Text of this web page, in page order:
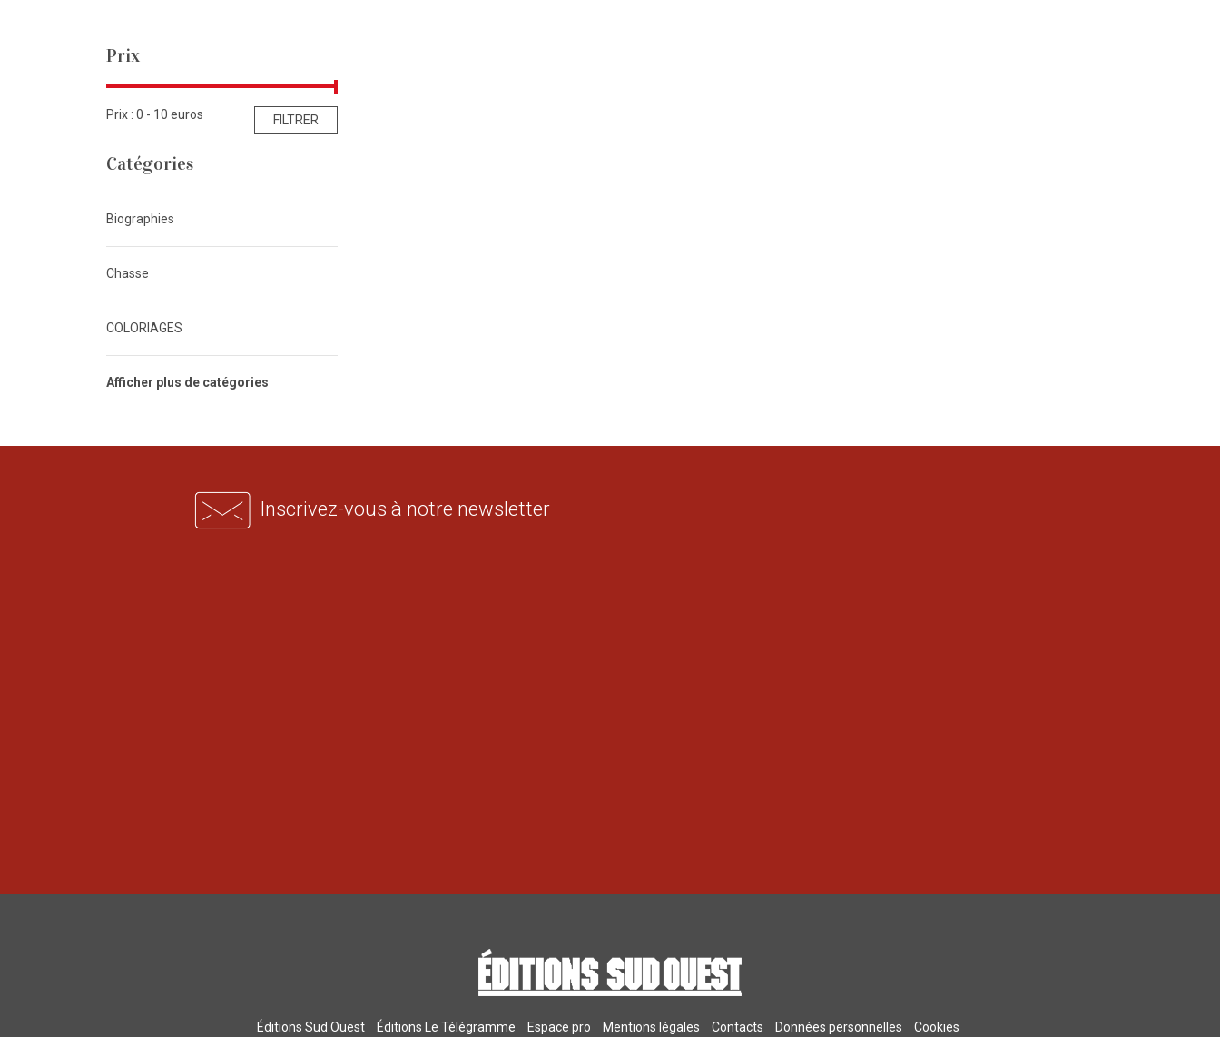
Prix
Prix : 0 - 10 euros FILTRER
Catégories
Biographies
Chasse
COLORIAGES
Afficher plus de catégories
Inscrivez-vous à notre newsletter
Éditions Sud Ouest Éditions Le Télégramme Espace pro Mentions légales Contacts Données personnelles Cookies